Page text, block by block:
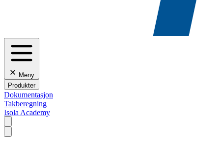
Meny
Produkter
Dokumentasjon
Takberegning
Isola Academy